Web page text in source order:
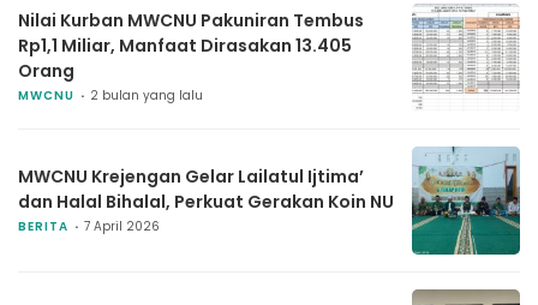
Nilai Kurban MWCNU Pakuniran Tembus
Rp1,1 Miliar, Manfaat Dirasakan 13.405
Orang
MWCNU 2 bulan yang lalu
MWCNU Krejengan Gelar Lailatul Ijtima’
dan Halal Bihalal, Perkuat Gerakan Koin NU
BERITA 7 April 2026